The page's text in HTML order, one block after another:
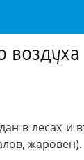
в лесах и
жаровен).